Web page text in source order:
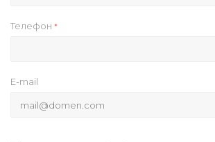
Телефон *
E-mail